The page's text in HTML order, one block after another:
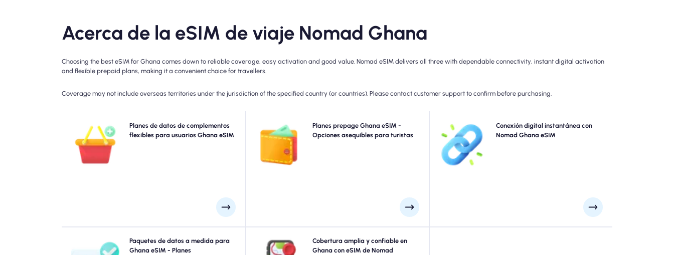
Acerca de la eSIM de viaje Nomad Ghana
Choosing the best eSIM for Ghana comes down to reliable coverage, easy activation and good value. Nomad eSIM delivers all three with dependable connectivity, instant digital activation
and flexible prepaid plans, making it a convenient choice for travellers.
Coverage may not include overseas territories under the jurisdiction of the specified country (or countries). Please contact customer support to confirm before purchasing.
Planes de datos de complementos
flexibles para usuarios Ghana eSIM
¿Necesita más datos o extender su plan? Simplemente
compre un complemento a su Ghana eSIM para
continuar disfrutando de la conectividad 5G/4G
perfecta. Cuando su plan inicial expira, su complemento
se activa automáticamente que usted se conecta sin
Planes prepage Ghana eSIM -
Opciones asequibles para turistas
Elija nuestros planes eSIM prepages Ghana para la
conectividad 4G/5G sin problemas. Pague por
adelantado para evitar sorpresas de facturación
posterior al viaje y mantener un control completo sobre
Conexión digital instantánea con
Nomad Ghana eSIM
Omita las colas y olvide los sims físicos. Active su nomad
Ghana eSIM instantáneamente desde su dispositivo
para una conectividad rápida de 4G/5G. Conéctese en
línea en el momento en que llegue al aeropuerto sin
Paquetes de datos a medida para
Ghana eSIM - Planes
¿Viaja a Acra, Costa del Cabo, Kumasi o en cualquier
lugar de Ghana? Elija entre nuestros paquetes de datos
Cobertura amplia y confiable en
Ghana con eSIM de Nomad
Explore Ghana con confianza usando Nomad's Ghana
eSIM, ofreciendo una cobertura confiable de 4G/5G de